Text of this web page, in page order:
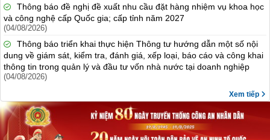
Thông báo đề nghị đề xuất nhu cầu đặt hàng nhiệm vụ khoa học
và công nghệ cấp Quốc gia; cấp tỉnh năm 2027
(04/08/2026)
Thông báo triển khai thực hiện Thông tư hướng dẫn một số nội
dung về giám sát, kiểm tra, đánh giá, xếp loại, báo cáo và công khai
thông tin trong quản lý và đầu tư vốn nhà nước tại doanh nghiệp
(04/08/2026)
Xem tiếp